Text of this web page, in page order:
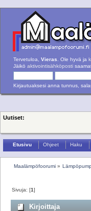
Tervetuloa, Vieras . Ole hyvä ja
Jäikö aktivointisähköposti
Kirjautuaksesi anna tunnus,
Uutiset:
Etusivu Ohjeet Haku
Maalämpöfoorumi»
Sivuja: [1]
Kirjoittaja